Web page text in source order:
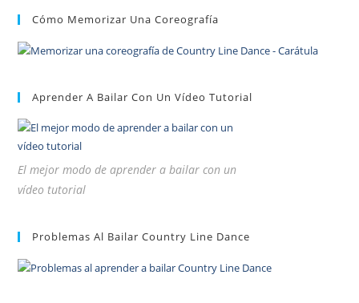
Cómo Memorizar Una Coreografía
Aprender A Bailar Con Un Vídeo Tutorial
El mejor modo de aprender a bailar con un
vídeo tutorial
Problemas Al Bailar Country Line Dance